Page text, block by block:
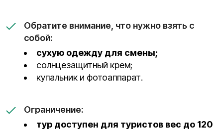
Обратите внимание, что нужно взять с
собой:
сухую одежду для смены;
солнцезащитный крем;
купальник и фотоаппарат.
Ограничение:
тур доступен для туристов вес до 120